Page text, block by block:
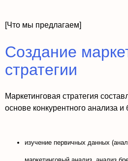
[Что мы предлагаем]
Создание
стратегии
Маркетинговая стратегия
основе конкурентного анализа
изучение первичных данных